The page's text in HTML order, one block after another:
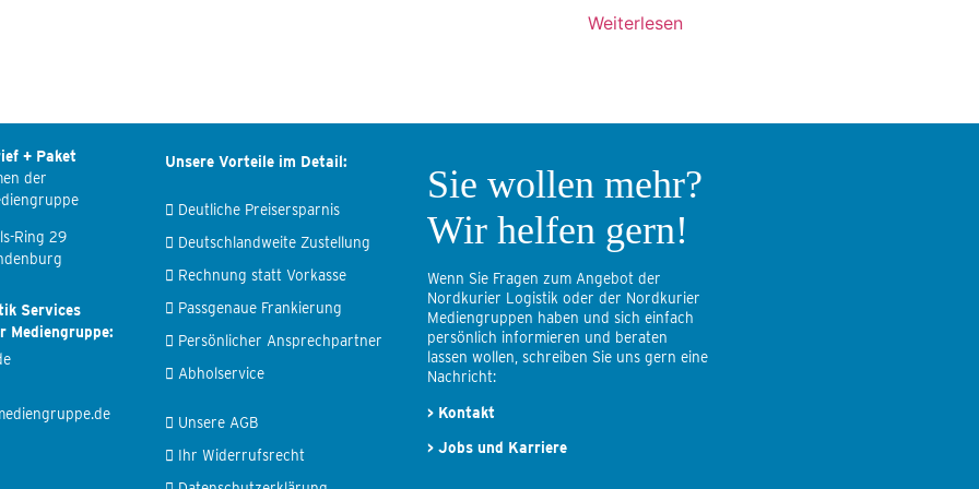
Weiterlesen
+ Paket
der
Ring 29
Services
Mediengruppe:
Unsere Vorteile im Detail:
Deutliche Preisersparnis
Deutschlandweite Zustellung
Rechnung statt Vorkasse
Passgenaue Frankierung
Persönlicher Ansprechpartner
Abholservice
Unsere AGB
Ihr Widerrufsrecht
Sie wollen mehr?
Wir helfen gern!
Wenn Sie Fragen zum Angebot der
Nordkurier Logistik oder der Nordkurier
Mediengruppen haben und sich einfach
persönlich informieren und beraten
lassen wollen, schreiben Sie uns gern eine
Nachricht:
> Kontakt
> Jobs und Karriere